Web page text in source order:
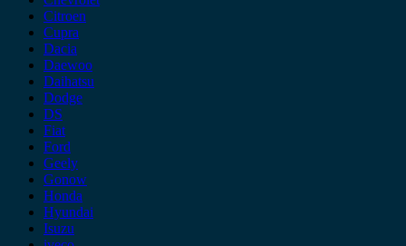
Citroen
Cupra
Dacia
Daewoo
Daihatsu
Dodge
DS
Fiat
Ford
Geely
Gonow
Honda
Hyundai
Isuzu